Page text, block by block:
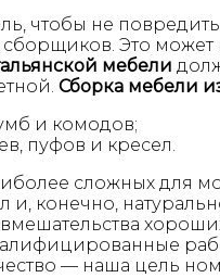
чтобы не
Это может
мебели
Сборка мебели
и комодов;
пуфов и кресел.
сложных для
и, конечно,
— наша цель